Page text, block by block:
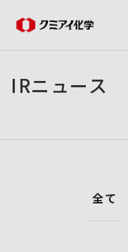
IRニュース
全て